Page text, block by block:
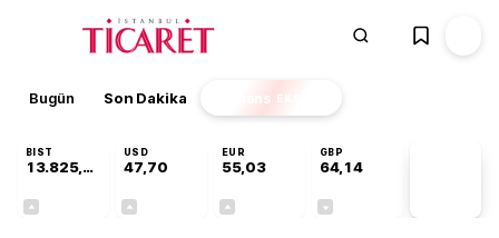
Bugün Son Dakika Finans EKSTRA
BIST
13.825,88
USD
47,70
EUR
55,03
GBP
64,14